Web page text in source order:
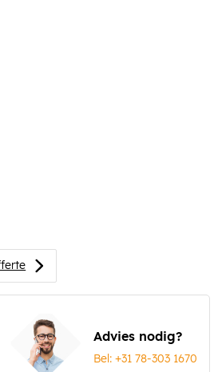
Advies nodig?
Bel: +31 78-303 1670